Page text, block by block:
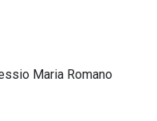
Maria Romano